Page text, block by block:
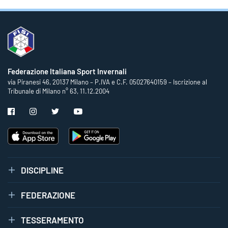
Federazione Italiana Sport Invernali
via Piranesi 46, 20137 Milano – P.IVA e C.F. 05027640159 – Iscrizione al
Tribunale di Milano n° 63, 11.12.2004
DISCIPLINE
FEDERAZIONE
TESSERAMENTO